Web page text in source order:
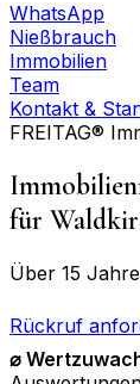
WhatsApp
Nießbrauch
Immobilien
Team
Kontakt &
FREITAG®
für
Über 15
Rückruf
⌀